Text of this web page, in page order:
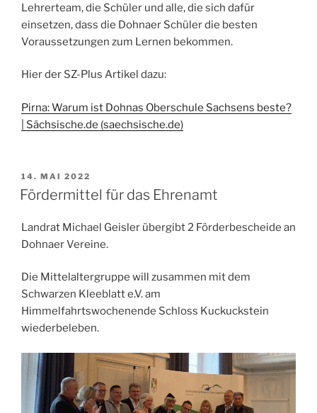
Lehrerteam, die Schüler und alle, die sich dafür
einsetzen, dass die Dohnaer Schüler die besten
Voraussetzungen zum Lernen bekommen.
Hier der SZ-Plus Artikel dazu:
Pirna: Warum ist Dohnas Oberschule Sachsens beste?
| Sächsische.de (saechsische.de)
VERÖFFENTLICHT
AM
14. MAI 2022
Fördermittel für das Ehrenamt
Landrat Michael Geisler übergibt 2 Förderbescheide an
Dohnaer Vereine.
Die Mittelaltergruppe will zusammen mit dem
Schwarzen Kleeblatt e.V. am
Himmelfahrtswochenende Schloss Kuckuckstein
wiederbeleben.